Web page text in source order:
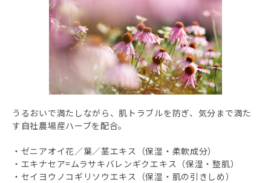
うるおいで満たしながら、肌トラブルを防ぎ、気分まで満た
す自社農場産ハーブを配合。
・ゼニアオイ花／葉／茎エキス（保湿・柔軟成分）
・エキナセア=ムラサキバレンギクエキス（保湿・整肌）
・セイヨウノコギリソウエキス（保湿・肌の引きしめ）